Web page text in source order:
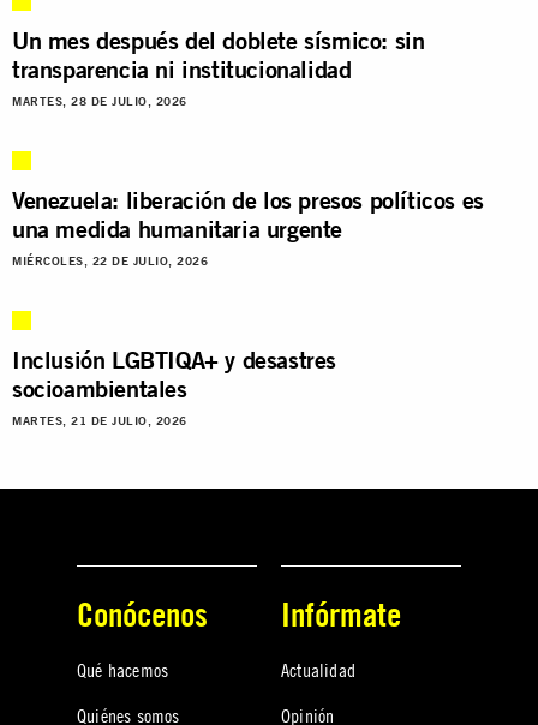
Un mes después del doblete sísmico: sin
transparencia ni institucionalidad
MARTES, 28 DE JULIO, 2026
Venezuela: liberación de los presos políticos es
una medida humanitaria urgente
MIÉRCOLES, 22 DE JULIO, 2026
Inclusión LGBTIQA+ y desastres
socioambientales
MARTES, 21 DE JULIO, 2026
Conócenos
Qué hacemos
Quiénes somos
Infórmate
Actualidad
Opinión